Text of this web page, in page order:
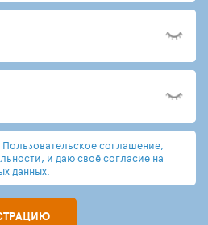
соглашение,
и даю своё согласие на
данных.